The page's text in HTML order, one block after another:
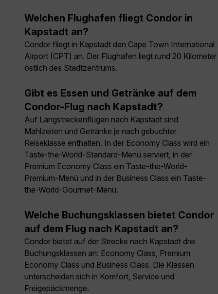
Welchen Flughafen fliegt Condor in
Kapstadt an?
Condor fliegt in Kapstadt den Cape Town International
Airport (CPT) an. Der Flughafen liegt rund 20 Kilometer
östlich des Stadtzentrums.
Gibt es Essen und Getränke auf dem
Condor-Flug nach Kapstadt?
Auf Langstreckenflügen nach Kapstadt sind
Mahlzeiten und Getränke je nach gebuchter
Reiseklasse enthalten. In der Economy Class wird ein
Taste-the-World-Standard-Menü serviert, in der
Premium Economy Class ein Taste-the-World-
Premium-Menü und in der Business Class ein Taste-
the-World-Gourmet-Menü.
Welche Buchungsklassen bietet Condor
auf dem Flug nach Kapstadt an?
Condor bietet auf der Strecke nach Kapstadt drei
Buchungsklassen an: Economy Class, Premium
Economy Class und Business Class. Die Klassen
unterscheiden sich in Komfort, Service und
Freigepäckmenge.